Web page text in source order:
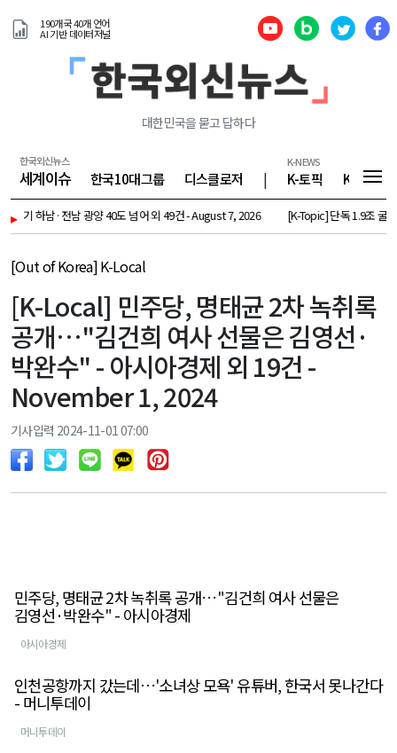
190개국 40개 언어
AI 기반 데이터저널
대한민국을 묻고 답하다
한국외신뉴스
세계이슈 한국10대그룹 디스클로저 |
K-NEWS
K-토픽 K-기업
▸남·전남 광양 40도 넘어 외 49건 - August 7, 2026 [K-Topic] 단독 1.9조 굴리는
[Out of Korea] K-Local
[K-Local] 민주당, 명태균 2차 녹취록
공개…"김건희 여사 선물은 김영선·
박완수" - 아시아경제 외 19건 -
November 1, 2024
기사입력 2024-11-01 07:00
민주당, 명태균 2차 녹취록 공개…"김건희 여사 선물은
김영선·박완수" - 아시아경제
아시아경제
인천공항까지 갔는데…'소녀상 모욕' 유튜버, 한국서 못나간다
- 머니투데이
머니투데이